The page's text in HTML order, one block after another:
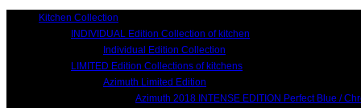
Kitchen Collection
INDIVIDUAL Edition Collection of kitchen
Individual Edition Collection
LIMITED Edition Collections of kitchens
Azimuth Limited Edition
Azimuth 2018 INTENSE EDITION Perfect Blue /